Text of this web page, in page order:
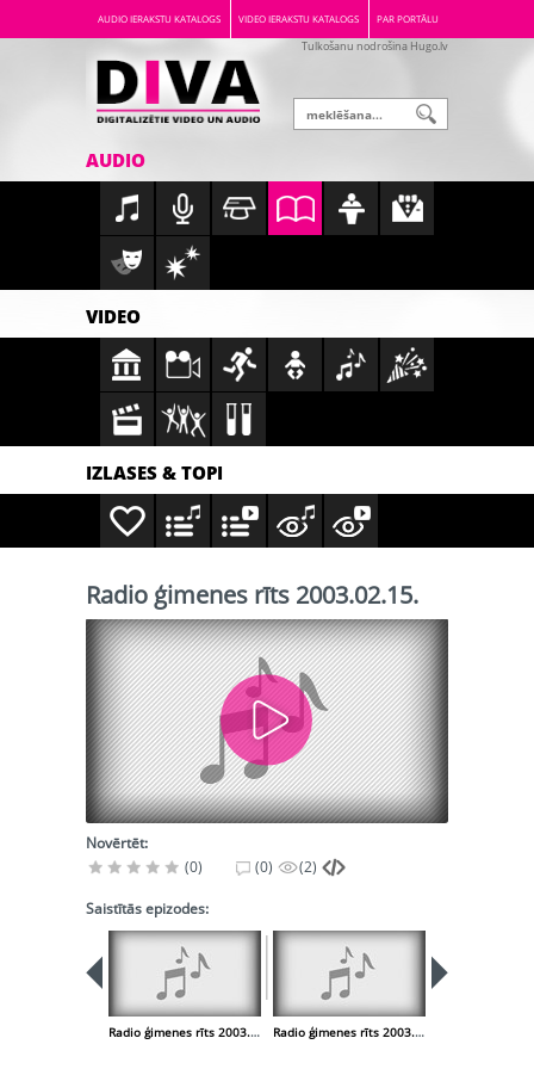
AUDIO IERAKSTU KATALOGS VIDEO IERAKSTU KATALOGS PAR PORTĀLU
Tulkošanu nodrošina Hugo.lv
AUDIO
VIDEO
IZLASES & TOPI
Radio ģimenes rīts 2003.02.15.
Novērtēt:
(0)
(0) (2)
Saistītās epizodes:
Radio ģimenes rīts 2003.02.08. Radio ģimenes rīts 2003.02.22.